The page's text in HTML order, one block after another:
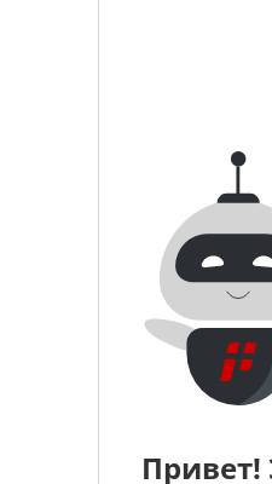
Привет!